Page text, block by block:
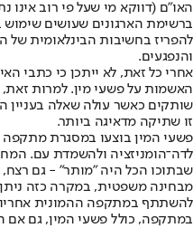
האו"ם (דווקא מי שעל פי רוב
ברשימת הארגונים שעושים
להפריז בחשיבות הבינלאומית של
והנפגעים.
אחרי כל זאת, לא ייתכן כי כתבי
האשמות על פשעי מין. למרות זאת,
שותקים כאשר עולה שאלה בעניין
זו שתיקה מדאיגה ביותר.
פשעי המין בוצעו במסגרת מתקפה
לדה־הומניזציה ולהשמדת עם.
שבתוכו הכל היה "מותר" - גם רצח,
מבחינה משפטית, במקרה כזה
להשתתף במתקפה ההמונית
במתקפה, כולל פשעי המין, גם אם